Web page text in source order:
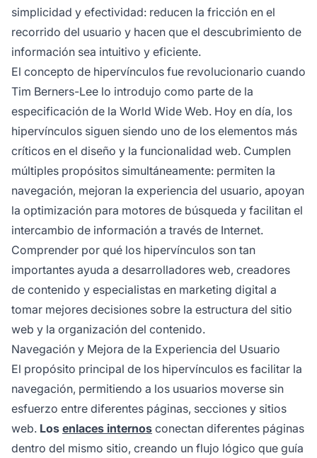
simplicidad y efectividad: reducen la fricción en el
recorrido del usuario y hacen que el descubrimiento de
información sea intuitivo y eficiente.
El concepto de hipervínculos fue revolucionario cuando
Tim Berners-Lee lo introdujo como parte de la
especificación de la World Wide Web. Hoy en día, los
hipervínculos siguen siendo uno de los elementos más
críticos en el diseño y la funcionalidad web. Cumplen
múltiples propósitos simultáneamente: permiten la
navegación, mejoran la experiencia del usuario, apoyan
la optimización para motores de búsqueda y facilitan el
intercambio de información a través de Internet.
Comprender por qué los hipervínculos son tan
importantes ayuda a desarrolladores web, creadores
de contenido y especialistas en marketing digital a
tomar mejores decisiones sobre la estructura del sitio
web y la organización del contenido.
Navegación y Mejora de la Experiencia del Usuario
El propósito principal de los hipervínculos es facilitar la
navegación, permitiendo a los usuarios moverse sin
esfuerzo entre diferentes páginas, secciones y sitios
web. Los enlaces internos conectan diferentes páginas
dentro del mismo sitio, creando un flujo lógico que guía